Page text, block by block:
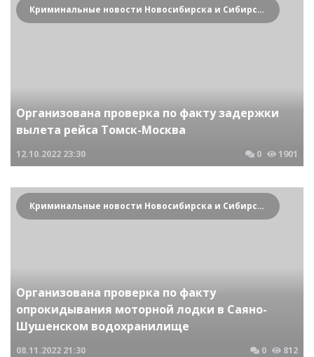
Криминальные новости Новосибирска и Сибирского региона
Организована проверка по факту задержки
вылета рейса Томск-Москва
12.10.2022 23:30 0 1901
Криминальные новости Новосибирска и Сибирского региона
Организована проверка по факту
опрокидывания моторной лодки в Саяно-
Шушенском водохранилище
08.11.2022 21:30 0 812